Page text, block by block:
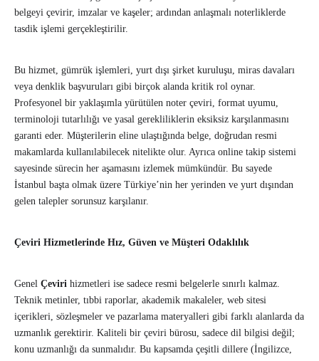
belgeyi çevirir, imzalar ve kaşeler; ardından anlaşmalı noterliklerde
tasdik işlemi gerçekleştirilir.
Bu hizmet, gümrük işlemleri, yurt dışı şirket kuruluşu, miras davaları
veya denklik başvuruları gibi birçok alanda kritik rol oynar.
Profesyonel bir yaklaşımla yürütülen noter çeviri, format uyumu,
terminoloji tutarlılığı ve yasal gerekliliklerin eksiksiz karşılanmasını
garanti eder. Müşterilerin eline ulaştığında belge, doğrudan resmi
makamlarda kullanılabilecek nitelikte olur. Ayrıca online takip sistemi
sayesinde sürecin her aşamasını izlemek mümkündür. Bu sayede
İstanbul başta olmak üzere Türkiye’nin her yerinden ve yurt dışından
gelen talepler sorunsuz karşılanır.
Çeviri Hizmetlerinde Hız, Güven ve Müşteri Odaklılık
Genel Çeviri hizmetleri ise sadece resmi belgelerle sınırlı kalmaz.
Teknik metinler, tıbbi raporlar, akademik makaleler, web sitesi
içerikleri, sözleşmeler ve pazarlama materyalleri gibi farklı alanlarda da
uzmanlık gerektirir. Kaliteli bir çeviri bürosu, sadece dil bilgisi değil;
konu uzmanlığı da sunmalıdır. Bu kapsamda çeşitli dillere (İngilizce,